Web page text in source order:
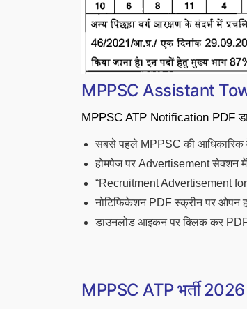
MPPSC Assistant
MPPSC ATP Notification PDF
सबसे पहले MPPSC की आधिकारिक
होमपेज पर Advertisement सेक्शन
“Recruitment Advertisement
नोटिफिकेशन PDF स्क्रीन पर ओपन
डाउनलोड आइकन पर क्लिक कर
MPPSC ATP भर्ती